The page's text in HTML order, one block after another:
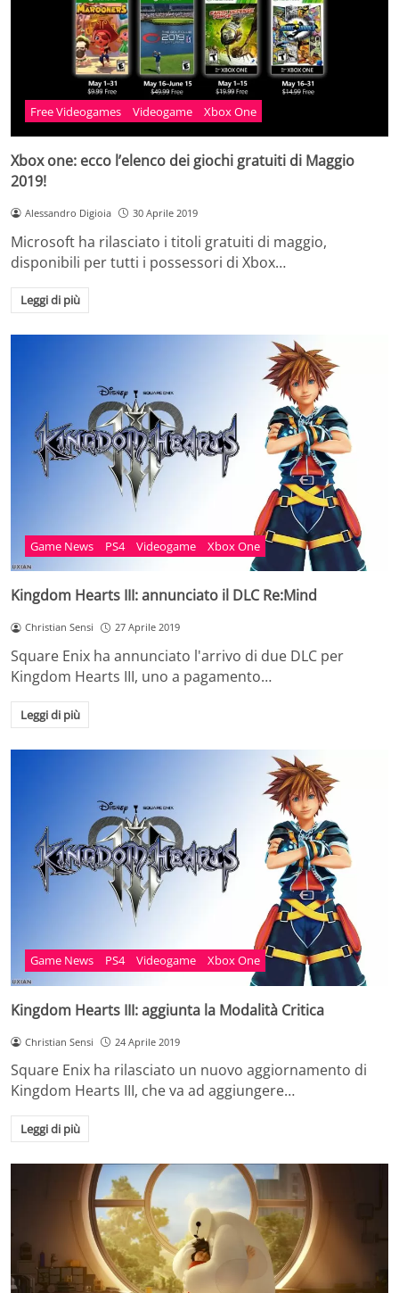
Free Videogames Videogame Xbox One
Xbox one: ecco l’elenco dei giochi gratuiti di Maggio
2019!
Alessandro Digioia 30 Aprile 2019
Microsoft ha rilasciato i titoli gratuiti di maggio,
disponibili per tutti i possessori di Xbox…
Leggi di più
Game News PS4 Videogame Xbox One
Kingdom Hearts III: annunciato il DLC Re:Mind
Christian Sensi 27 Aprile 2019
Square Enix ha annunciato l'arrivo di due DLC per
Kingdom Hearts III, uno a pagamento…
Leggi di più
Game News PS4 Videogame Xbox One
Kingdom Hearts III: aggiunta la Modalità Critica
Christian Sensi 24 Aprile 2019
Square Enix ha rilasciato un nuovo aggiornamento di
Kingdom Hearts III, che va ad aggiungere…
Leggi di più